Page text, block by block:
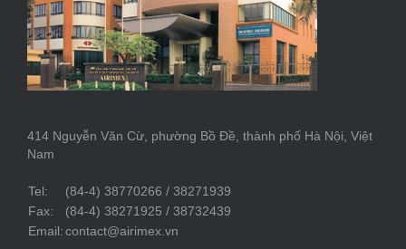
414 Nguyễn Văn Cừ, phường Bồ Đề, thành phố Hà Nội, Việt
Nam
Tel:
(84-4) 38770266 / 38271939
Fax:
(84-4) 38271925 / 38732439
Email:contact@airimex.vn